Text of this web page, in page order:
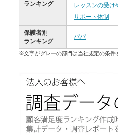
ランキング
レッスンの受け
サポート体制
保護者別
ランキング
パパ
※文字がグレーの部門は当社規定の条件